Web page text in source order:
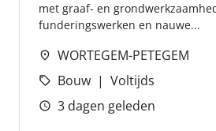
met graaf- en
funderingswerken en nauwe...
WORTEGEM-PETEGEM
Bouw
Voltijds
3 dagen geleden